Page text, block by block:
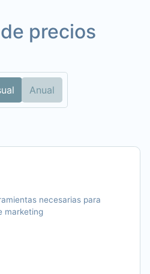
precios
Anual
necesarias para
marketing